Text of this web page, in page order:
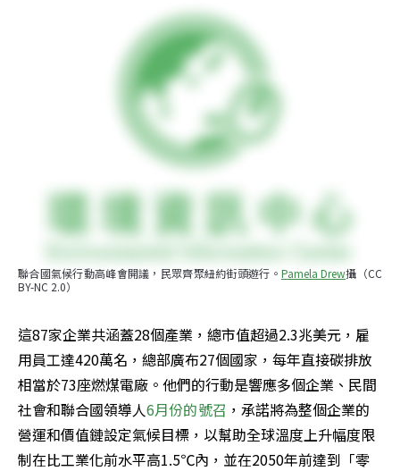
聯合國氣候行動高峰會開議，民眾齊聚紐約街頭遊行。 Pamela Drew攝（CC
BY-NC 2.0）
這87家企業共涵蓋28個產業，總市值超過2.3兆美元，雇
用員工達420萬名，總部廣布27個國家，每年直接碳排放
相當於73座燃煤電廠。他們的行動是響應多個企業、民間
社會和聯合國領導人6月份的號召 ，承諾將為整個企業的
營運和價值鏈設定氣候目標，以幫助全球溫度上升幅度限
制在比工業化前水平高1.5℃內，並在2050年前達到「零